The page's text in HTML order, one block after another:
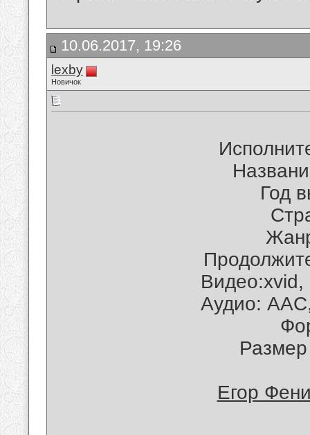
10.06.2017, 19:26
lexby
Новичок
Год
Видео:xvid,
Аудио:
Егор